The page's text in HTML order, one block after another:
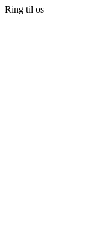
Ring til os